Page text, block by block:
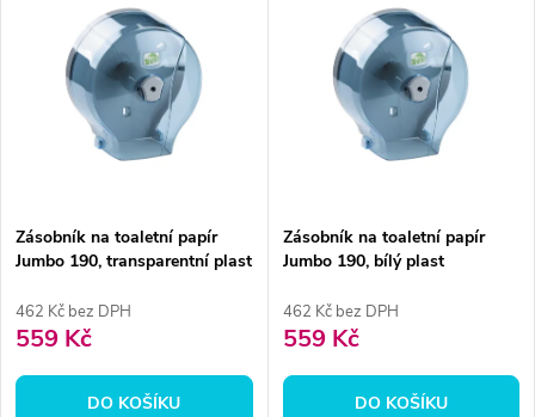
Zásobník na toaletní papír
Jumbo 190, transparentní plast
462 Kč bez DPH
559 Kč
DO KOŠÍKU
Zásobník na toaletní papír
Jumbo 190, bílý plast
462 Kč bez DPH
559 Kč
DO KOŠÍKU